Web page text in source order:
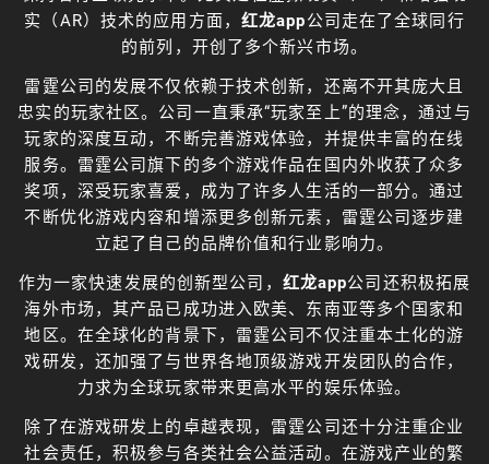
实（AR）技术的应用方面， 红龙app公司走在了全球同行
的前列，开创了多个新兴市场。
雷霆公司的发展不仅依赖于技术创新，还离不开其庞大且
忠实的玩家社区。公司一直秉承“玩家至上”的理念，通过与
玩家的深度互动，不断完善游戏体验，并提供丰富的在线
服务。雷霆公司旗下的多个游戏作品在国内外收获了众多
奖项，深受玩家喜爱，成为了许多人生活的一部分。通过
不断优化游戏内容和增添更多创新元素，雷霆公司逐步建
立起了自己的品牌价值和行业影响力。
作为一家快速发展的创新型公司， 红龙app公司还积极拓展
海外市场，其产品已成功进入欧美、东南亚等多个国家和
地区。在全球化的背景下，雷霆公司不仅注重本土化的游
戏研发，还加强了与世界各地顶级游戏开发团队的合作，
力求为全球玩家带来更高水平的娱乐体验。
除了在游戏研发上的卓越表现，雷霆公司还十分注重企业
社会责任，积极参与各类社会公益活动。在游戏产业的繁